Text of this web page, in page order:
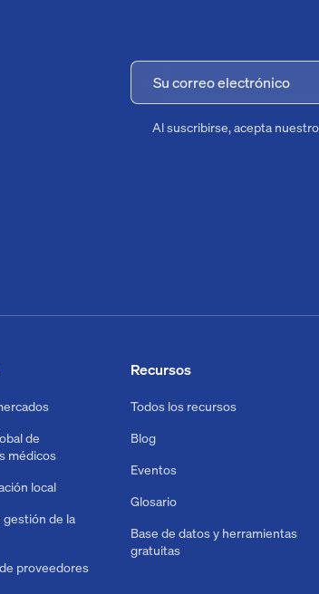
Al suscribirse, acepta
de
médicos
local
gestión de la
proveedores
Recursos
Todos los recursos
Blog
Eventos
Glosario
Base de datos y herramientas
gratuitas